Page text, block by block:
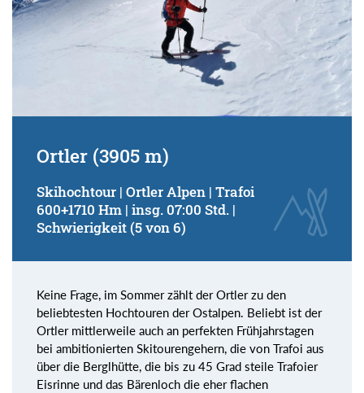
Ortler (3905 m)
Skihochtour | Ortler Alpen | Trafoi
600+1710 Hm | insg. 07:00 Std. |
Schwierigkeit (5 von 6)
Keine Frage, im Sommer zählt der Ortler zu den
beliebtesten Hochtouren der Ostalpen. Beliebt ist der
Ortler mittlerweile auch an perfekten Frühjahrstagen
bei ambitionierten Skitourengehern, die von Trafoi aus
über die Berglhütte, die bis zu 45 Grad steile Trafoier
Eisrinne und das Bärenloch die eher flachen